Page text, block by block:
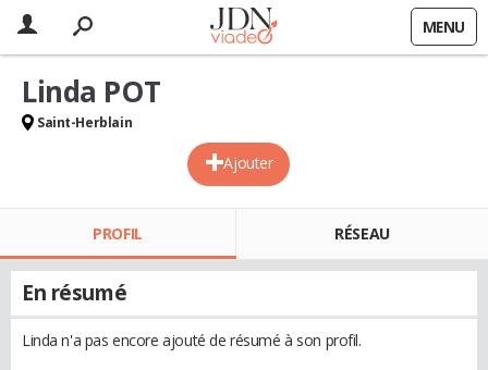
MENU
Ajouter
Linda POT
Saint-Herblain
PROFIL RÉSEAU
En résumé
Linda n'a pas encore ajouté de résumé à son profil.